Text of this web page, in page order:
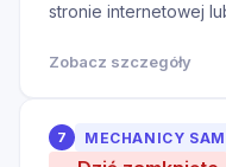
stronie internetowej
Zobacz szczegóły
7 MECHANICY